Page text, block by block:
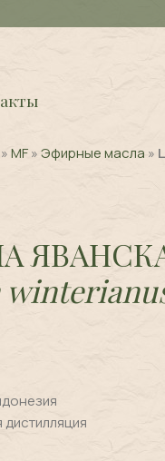
»MF»Эфирные масла »